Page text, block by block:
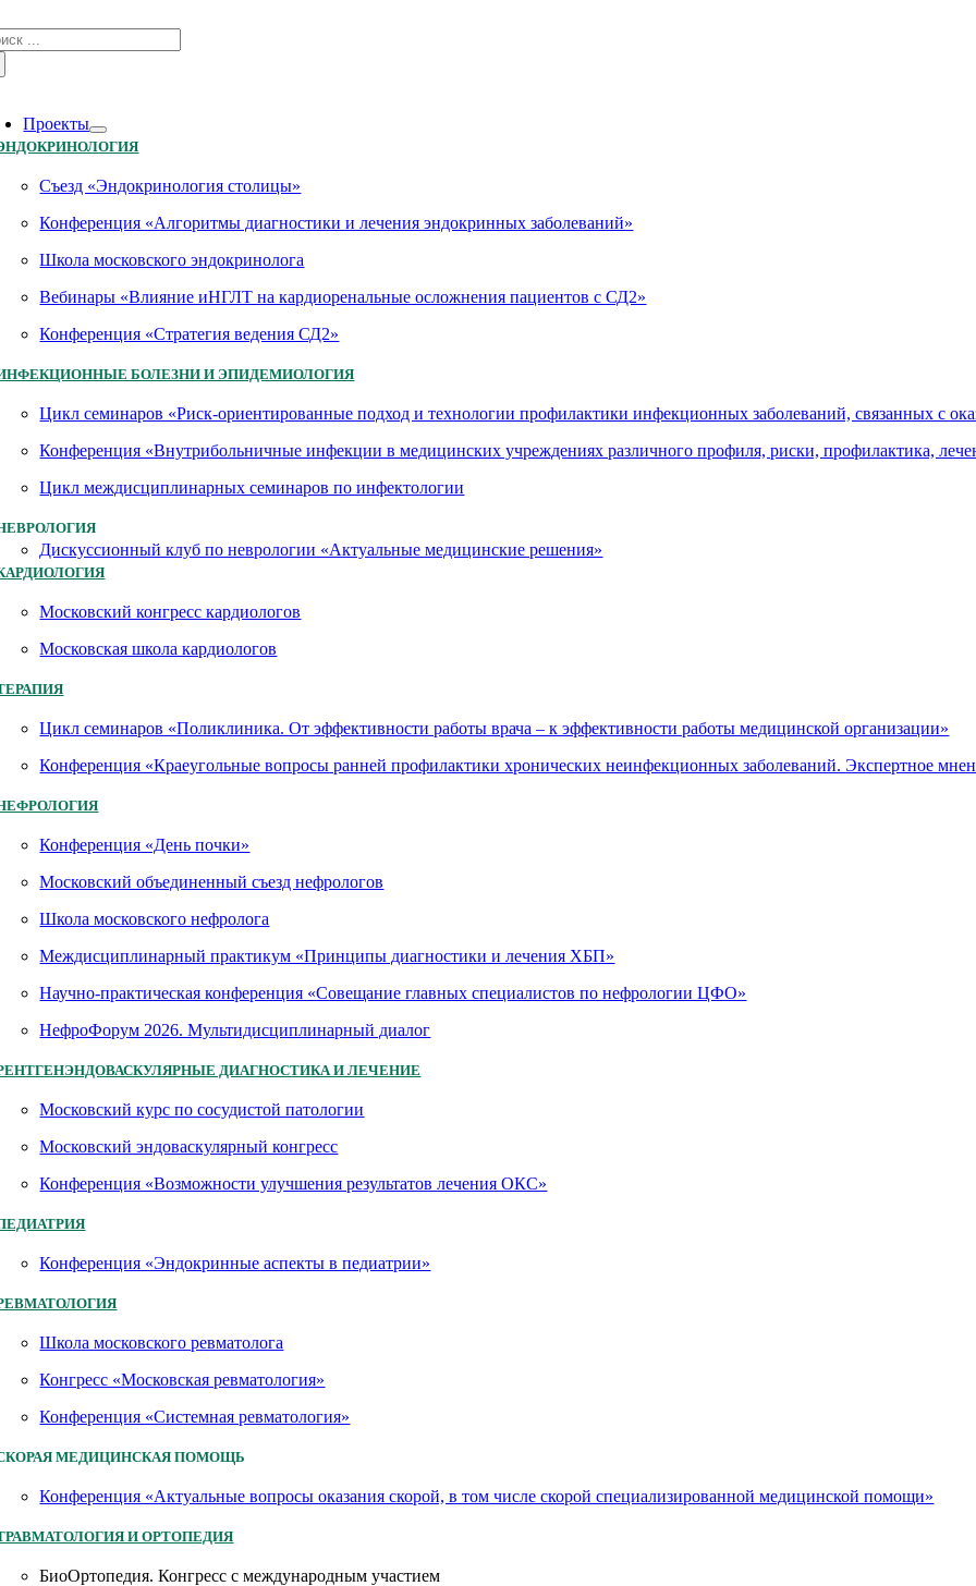
to
content
Проекты
Съезд «Эндокринология столицы»
Конференция «Алгоритмы диагностики и лечения эндокринных заболеваний»
Школа московского эндокринолога
Вебинары «Влияние иНГЛТ на кардиоренальные осложнения пациентов с СД2»
Конференция «Стратегия ведения СД2»
БОЛЕЗНИ И ЭПИДЕМИОЛОГИЯ
Цикл семинаров «Риск-ориентированные подход и технологии профилактики инфекционных заболеваний, связанных с
Конференция «Внутрибольничные инфекции в медицинских учреждениях различного профиля, риски, профилактика,
Цикл междисциплинарных семинаров по инфектологии
Дискуссионный клуб по неврологии «Актуальные медицинские решения»
Московский конгресс кардиологов
Московская школа кардиологов
Цикл семинаров «Поликлиника. От эффективности работы врача – к эффективности работы медицинской организации»
Конференция «Краеугольные вопросы ранней профилактики хронических неинфекционных заболеваний. Экспертное
Конференция «День почки»
Московский объединенный съезд нефрологов
Школа московского нефролога
Междисциплинарный практикум «Принципы диагностики и лечения ХБП»
Научно-практическая конференция «Совещание главных специалистов по нефрологии ЦФО»
НефроФорум 2026. Мультидисциплинарный диалог
ДИАГНОСТИКА И ЛЕЧЕНИЕ
Московский курс по сосудистой патологии
Московский эндоваскулярный конгресс
Конференция «Возможности улучшения результатов лечения ОКС»
Конференция «Эндокринные аспекты в педиатрии»
Школа московского ревматолога
Конгресс «Московская ревматология»
Конференция «Системная ревматология»
МЕДИЦИНСКАЯ ПОМОЩЬ
Конференция «Актуальные вопросы оказания скорой, в том числе скорой специализированной медицинской помощи»
И ОРТОПЕДИЯ
БиоОртопедия. Конгресс с международным участием